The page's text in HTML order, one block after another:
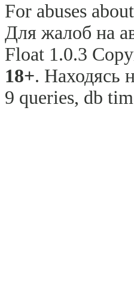
For abuses
Для жалоб на
Float 1.0.3
18+. Находясь
9 queries, db